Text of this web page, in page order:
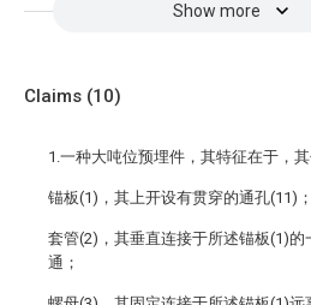
Show more
Claims (10)
1.一种大吨位预埋件，其特征在于，其
锚板(1)，其上开设有贯穿的通孔(11)；
套管(2)，其垂直连接于所述锚板(1)
通；